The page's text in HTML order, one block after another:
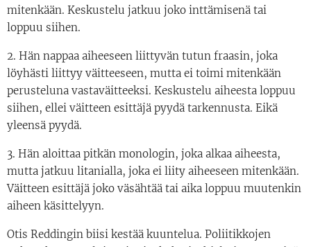
mitenkään. Keskustelu jatkuu joko inttämisenä tai
loppuu siihen.
2. Hän nappaa aiheeseen liittyvän tutun fraasin, joka
löyhästi liittyy väitteeseen, mutta ei toimi mitenkään
perusteluna vastaväitteeksi. Keskustelu aiheesta loppuu
siihen, ellei väitteen esittäjä pyydä tarkennusta. Eikä
yleensä pyydä.
3. Hän aloittaa pitkän monologin, joka alkaa aiheesta,
mutta jatkuu litanialla, joka ei liity aiheeseen mitenkään.
Väitteen esittäjä joko väsähtää tai aika loppuu muutenkin
aiheen käsittelyyn.
Otis Reddingin biisi kestää kuuntelua. Poliitikkojen